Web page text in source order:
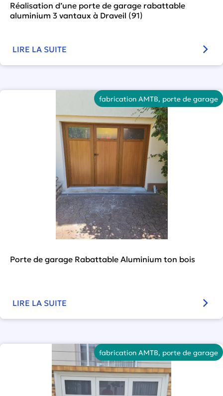
Réalisation d’une porte de garage rabattable
aluminium 3 vantaux à Draveil (91)
LIRE LA SUITE
fabrication AMTB, porte de garage
Porte de garage Rabattable Aluminium ton bois
LIRE LA SUITE
fabrication AMTB, porte de garage